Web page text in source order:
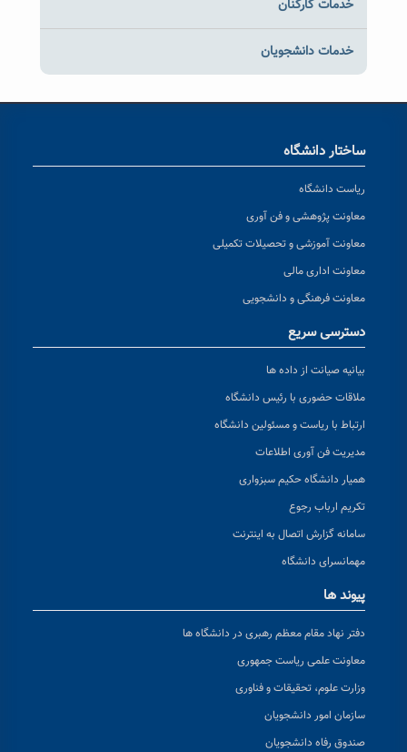
خدمات کارکنان
خدمات دانشجویان
ساختار دانشگاه
ریاست دانشگاه
معاونت پژوهشی و فن آوری
معاونت آموزشی و تحصیلات تکمیلی
معاونت اداری مالی
معاونت فرهنگی و دانشجویی
دسترسی سریع
بیانیه صیانت از داده ها
ملاقات حضوری با رئیس دانشگاه
ارتباط با ریاست و مسئولین دانشگاه
مدیریت فن آوری اطلاعات
همیار دانشگاه حکیم سبزواری
تکریم ارباب رجوع
سامانه گزارش اتصال به اینترنت
مهمانسرای دانشگاه
پیوند ها
دفتر نهاد مقام معظم رهبری در دانشگاه ها
معاونت علمی ریاست جمهوری
وزارت علوم، تحقیقات و فناوری
سازمان امور دانشجویان
صندوق رفاه دانشجویان